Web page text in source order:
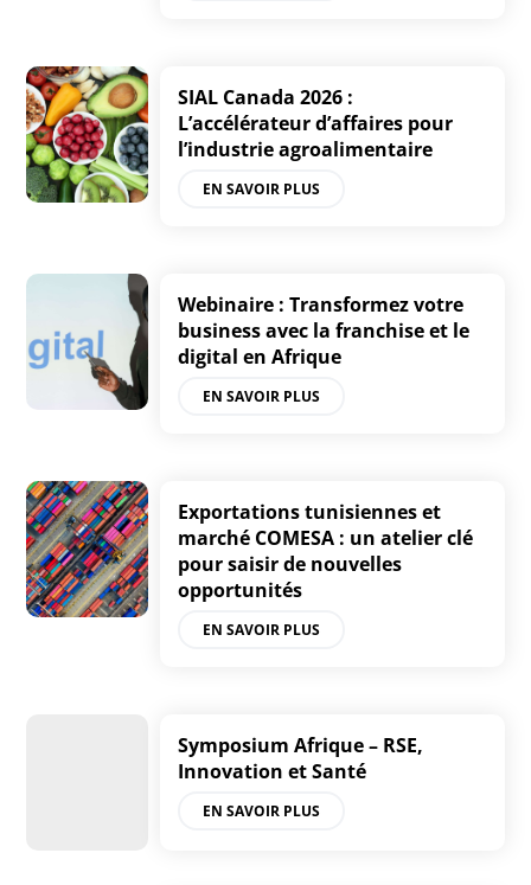
SIAL Canada 2026 :
L’accélérateur d’affaires pour
l’industrie agroalimentaire
EN SAVOIR PLUS
Webinaire : Transformez votre
business avec la franchise et le
digital en Afrique
EN SAVOIR PLUS
Exportations tunisiennes et
marché COMESA : un atelier clé
pour saisir de nouvelles
opportunités
EN SAVOIR PLUS
Symposium Afrique – RSE,
Innovation et Santé
EN SAVOIR PLUS